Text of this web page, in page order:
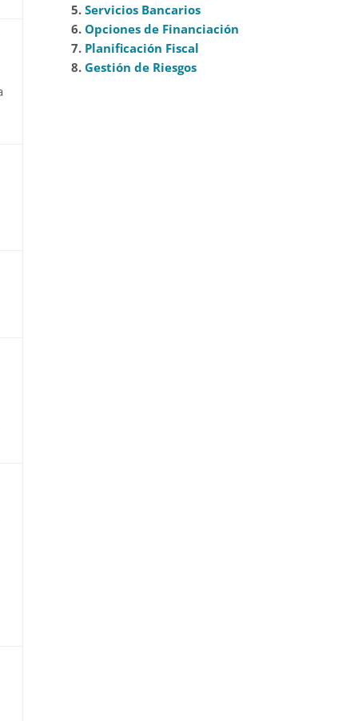
5.Servicios Bancarios
6.Opciones de Financiación
7. Planificación Fiscal
8.Gestión de Riesgos